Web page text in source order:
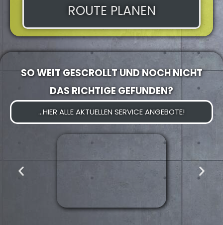
ROUTE PLANEN
SO WEIT GESCROLLT UND NOCH NICHT
DAS RICHTIGE GEFUNDEN?
...HIER ALLE AKTUELLEN SERVICE ANGEBOTE!